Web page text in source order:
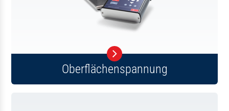
Oberflächenspannung